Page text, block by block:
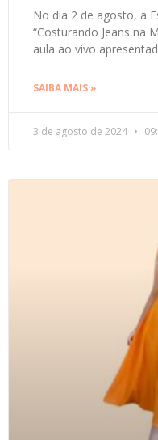
No dia 2 de agosto, a
“Costurando Jeans na
aula ao vivo
SAIBA MAIS »
3 de agosto de 2024